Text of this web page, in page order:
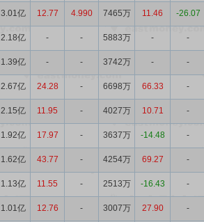
3.01亿 12.77 4.990 7465万 11.46 -26.07
2.18亿 - - 5883万 - -
1.39亿 - - 3742万 - -
2.67亿 24.28 - 6698万 66.33 -
2.15亿 11.95 - 4027万 10.71 -
1.92亿 17.97 - 3637万 -14.48 -
1.62亿 43.77 - 4254万 69.27 -
1.13亿 11.55 - 2513万 -16.43 -
1.01亿 12.76 - 3007万 27.90 -